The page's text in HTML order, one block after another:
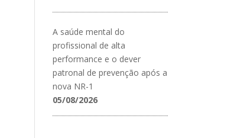
A saúde mental do
profissional de alta
performance e o dever
patronal de prevenção após a
nova NR-1
05/08/2026